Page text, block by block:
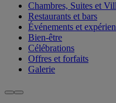
Chambres, Suites et
Restaurants et bars
Événements et
Bien-être
Célébrations
Offres et forfaits
Galerie